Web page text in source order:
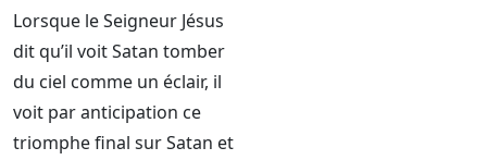
Lorsque le Seigneur Jésus
dit qu’il voit Satan tomber
du ciel comme un éclair, il
voit par anticipation ce
triomphe final sur Satan et